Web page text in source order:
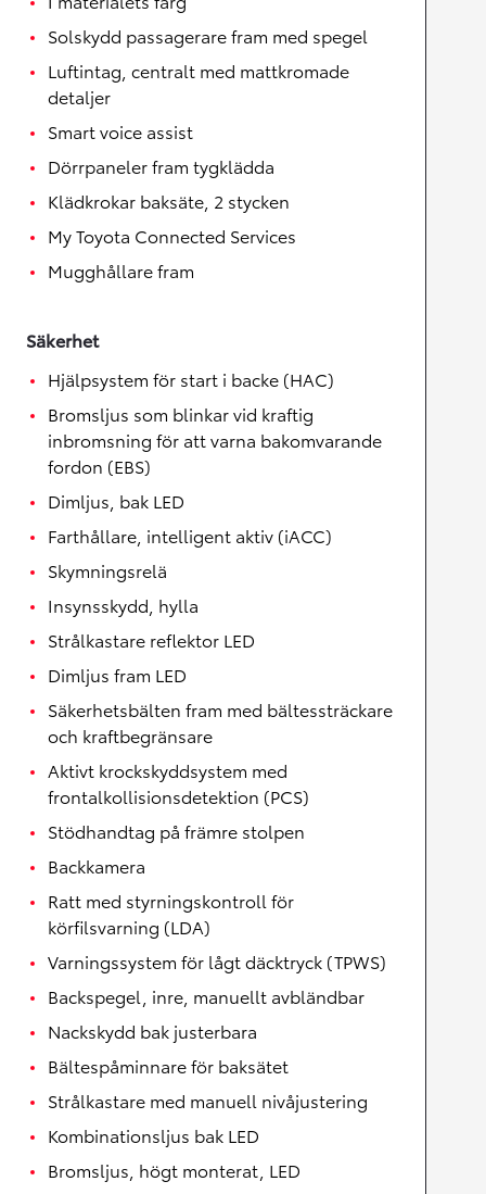
Solskydd passagerare fram med spegel
Luftintag, centralt med mattkromade
detaljer
Smart voice assist
Dörrpaneler fram tygklädda
Klädkrokar baksäte, 2 stycken
My Toyota Connected Services
Mugghållare fram
Säkerhet
Hjälpsystem för start i backe (HAC)
Bromsljus som blinkar vid kraftig
inbromsning för att varna bakomvarande
fordon (EBS)
Dimljus, bak LED
Farthållare, intelligent aktiv (iACC)
Skymningsrelä
Insynsskydd, hylla
Strålkastare reflektor LED
Dimljus fram LED
Säkerhetsbälten fram med bältessträckare
och kraftbegränsare
Aktivt krockskyddsystem med
frontalkollisionsdetektion (PCS)
Stödhandtag på främre stolpen
Backkamera
Ratt med styrningskontroll för
körfilsvarning (LDA)
Varningssystem för lågt däcktryck (TPWS)
Backspegel, inre, manuellt avbländbar
Nackskydd bak justerbara
Bältespåminnare för baksätet
Strålkastare med manuell nivåjustering
Kombinationsljus bak LED
Bromsljus, högt monterat, LED